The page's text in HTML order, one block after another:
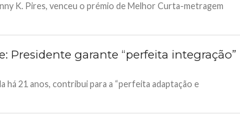
K. Pires, venceu o prémio de Melhor Curta-metragem
Presidente garante “perfeita integração”
há 21 anos, contribui para a “perfeita adaptação e